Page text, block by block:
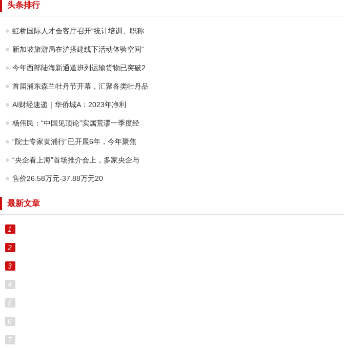
头条排行
虹桥国际人才会客厅召开“统计培训、职称
新加坡旅游局在沪搭建线下活动体验空间“
今年西部陆海新通道班列运输货物已突破2
首届浦东森兰牡丹节开幕，汇聚各类牡丹品
AI财经速递｜华侨城A：2023年净利
杨伟民：“中国见顶论”实属荒谬一季度经
“院士专家黄浦行”已开展6年，今年聚焦
“央企看上海”首场推介会上，多家央企与
售价26.58万元-37.88万元20
最新文章
1
2
3
4
5
6
7